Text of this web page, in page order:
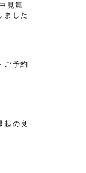
見舞
ました
ご予約
起の良